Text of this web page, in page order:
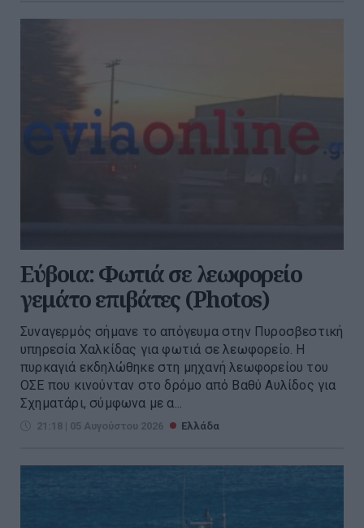
Εύβοια: Φωτιά σε λεωφορείο
γεμάτο επιβάτες (Photos)
Συναγερμός σήμανε το απόγευμα στην Πυροσβεστική
υπηρεσία Χαλκίδας για φωτιά σε λεωφορείο. Η
πυρκαγιά εκδηλώθηκε στη μηχανή λεωφορείου του
ΟΣΕ που κινούνταν στο δρόμο από Βαθύ Αυλίδος για
Σχηματάρι, σύμφωνα με α...
21:18 | 05 Αυγούστου 2026 Ελλάδα